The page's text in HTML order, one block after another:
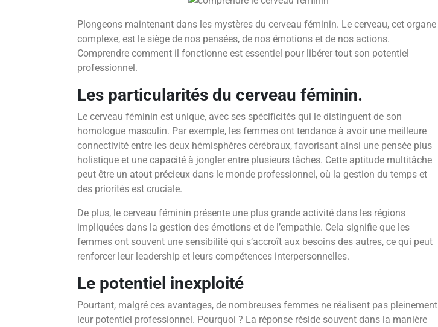
Plongeons maintenant dans les mystères du cerveau féminin. Le cerveau, cet organe
complexe, est le siège de nos pensées, de nos émotions et de nos actions.
Comprendre comment il fonctionne est essentiel pour libérer tout son potentiel
professionnel.
Les particularités du cerveau féminin.
Le cerveau féminin est unique, avec ses spécificités qui le distinguent de son
homologue masculin. Par exemple, les femmes ont tendance à avoir une meilleure
connectivité entre les deux hémisphères cérébraux, favorisant ainsi une pensée plus
holistique et une capacité à jongler entre plusieurs tâches. Cette aptitude multitâche
peut être un atout précieux dans le monde professionnel, où la gestion du temps et
des priorités est cruciale.
De plus, le cerveau féminin présente une plus grande activité dans les régions
impliquées dans la gestion des émotions et de l’empathie. Cela signifie que les
femmes ont souvent une sensibilité qui s’accroît aux besoins des autres, ce qui peut
renforcer leur leadership et leurs compétences interpersonnelles.
Le potentiel inexploité
Pourtant, malgré ces avantages, de nombreuses femmes ne réalisent pas pleinement
leur potentiel professionnel. Pourquoi ? La réponse réside souvent dans la manière